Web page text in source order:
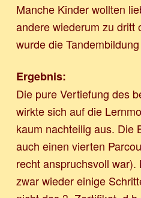
Manche Kinder wollten
andere wiederum zu dritt
wurde die
Ergebnis:
Die pure Vertiefung des
wirkte sich auf die
kaum nachteilig aus. Die
auch einen vierten
recht anspruchsvoll
zwar wieder einige